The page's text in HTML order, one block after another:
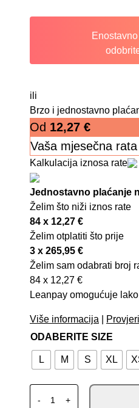
ili
Brzo i jednostavno
Od 12,27 €
Vaša mjesečna rata
Kalkulacija iznosa rate
Jednostavno plaćanje
Želim što niži iznos rate
84 x 12,27 €
Želim otplatiti što prije
3 x 265,95 €
Želim sam odabrati broj
84 x 12,27 €
Leanpay omogućuje
Više informacija
ODABERITE SIZE
L M S XL
-
SHOEI GT-AIR 3 MIKE
+